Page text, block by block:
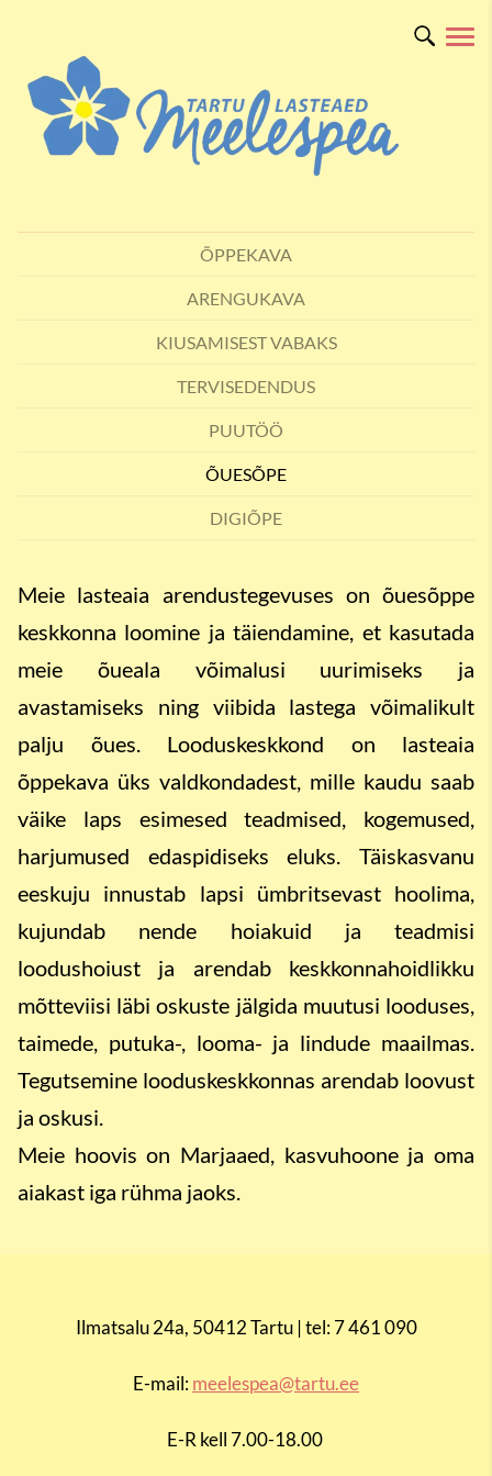
ÕPPEKAVA
ARENGUKAVA
KIUSAMISEST VABAKS
TERVISEDENDUS
PUUTÖÖ
ÕUESÕPE
DIGIÕPE
Meie lasteaia arendustegevuses on õuesõppe
keskkonna loomine ja täiendamine, et kasutada
meie õueala võimalusi uurimiseks ja
avastamiseks ning viibida lastega võimalikult
palju õues. Looduskeskkond on lasteaia
õppekava üks valdkondadest, mille kaudu saab
väike laps esimesed teadmised, kogemused,
harjumused edaspidiseks eluks. Täiskasvanu
eeskuju innustab lapsi ümbritsevast hoolima,
kujundab nende hoiakuid ja teadmisi
loodushoiust ja arendab keskkonnahoidlikku
mõtteviisi läbi oskuste jälgida muutusi looduses,
taimede, putuka-, looma- ja lindude maailmas.
Tegutsemine looduskeskkonnas arendab loovust
ja oskusi.
Meie hoovis on Marjaaed, kasvuhoone ja oma
aiakast iga rühma jaoks.
Ilmatsalu 24a, 50412 Tartu | tel: 7 461 090
E-mail:meelespea@tartu.ee
E-R kell 7.00-18.00